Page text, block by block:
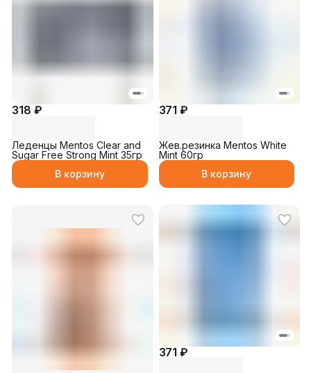
318 ₽
Леденцы Mentos Clear and
Sugar Free Strong Mint 35гр
В корзину
371 ₽
Жев.резинка Mentos White
Mint 60гр
В корзину
371 ₽